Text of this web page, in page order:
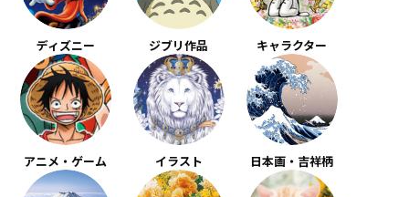
ディズニー ジブリ作品 キャラクター
アニメ・ゲーム イラスト 日本画・吉祥柄